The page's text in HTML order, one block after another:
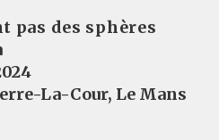
pas des sphères
La-Cour, Le Mans